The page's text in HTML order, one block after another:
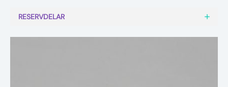
Service
RESERVDELAR